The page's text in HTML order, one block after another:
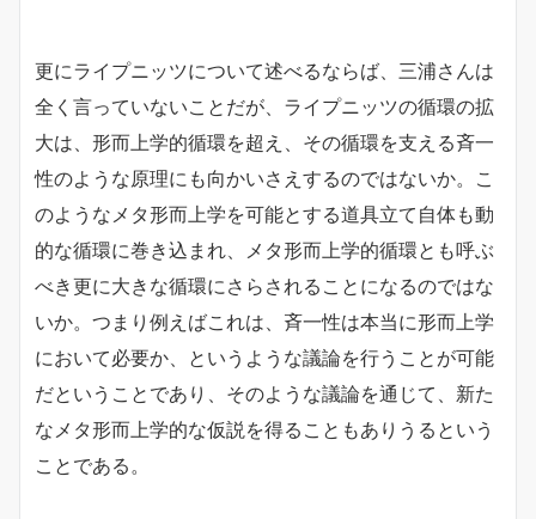
更にライプニッツについて述べるならば、三浦さんは
全く言っていないことだが、ライプニッツの循環の拡
大は、形而上学的循環を超え、その循環を支える斉一
性のような原理にも向かいさえするのではないか。こ
のようなメタ形而上学を可能とする道具立て自体も動
的な循環に巻き込まれ、メタ形而上学的循環とも呼ぶ
べき更に大きな循環にさらされることになるのではな
いか。つまり例えばこれは、斉一性は本当に形而上学
において必要か、というような議論を行うことが可能
だということであり、そのような議論を通じて、新た
なメタ形而上学的な仮説を得ることもありうるという
ことである。